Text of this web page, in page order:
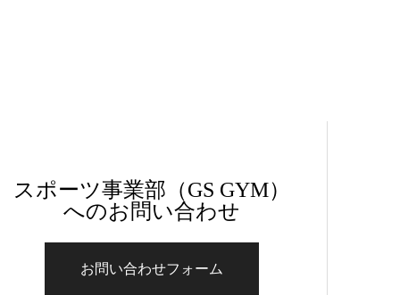
スポーツ事業部（GS GYM）
へのお問い合わせ
お問い合わせフォーム